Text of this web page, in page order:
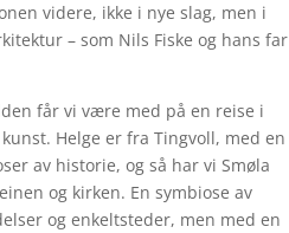
videre, ikke i nye slag, men i
– som Nils Fiske og hans far
får vi være med på en reise i
Helge er fra Tingvoll, med en
av historie, og så har vi Smøla
og kirken. En symbiose av
og enkeltsteder, men med en